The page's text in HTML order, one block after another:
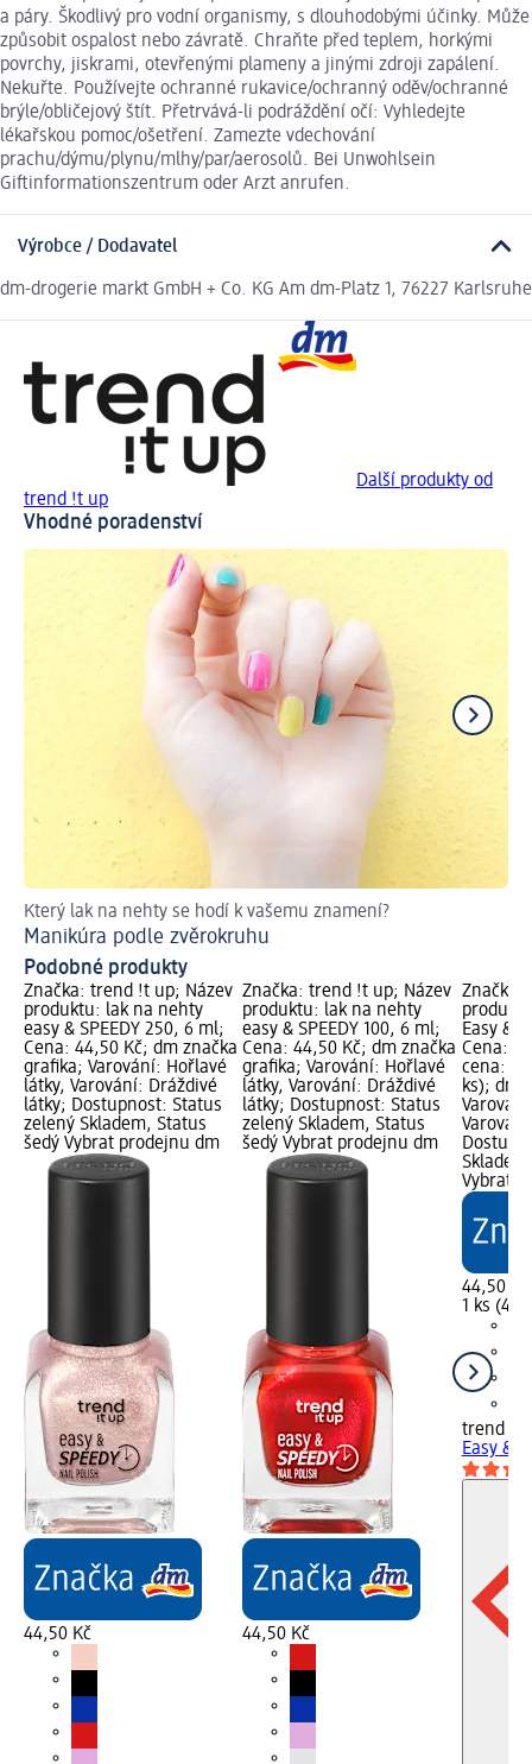
a páry. Škodlivý pro vodní organismy, s dlouhodobými účinky. Může
způsobit ospalost nebo závratě. Chraňte před teplem, horkými
povrchy, jiskrami, otevřenými plameny a jinými zdroji zapálení.
Nekuřte. Používejte ochranné rukavice/ochranný oděv/ochranné
brýle/obličejový štít. Přetrvává-li podráždění očí: Vyhledejte
lékařskou pomoc/ošetření. Zamezte vdechování
prachu/dýmu/plynu/mlhy/par/aerosolů. Bei Unwohlsein
Giftinformationszentrum oder Arzt anrufen.
Výrobce / Dodavatel
dm-drogerie markt GmbH + Co. KG Am dm-Platz 1, 76227 Karlsruhe
Další produkty od
trend !t up
Vhodné poradenství
Který lak na nehty se hodí k vašemu znamení?
Manikúra podle zvěrokruhu
Podobné produkty
Značka: trend !t up; Název
produktu: lak na nehty
easy & SPEEDY 250, 6 ml;
Cena: 44,50 Kč; dm značka
grafika; Varování: Hořlavé
látky, Varování: Dráždivé
látky; Dostupnost: Status
zelený Skladem, Status
šedý Vybrat prodejnu dm
44,50 Kč
Značka: trend !t up; Název
produktu: lak na nehty
easy & SPEEDY 100, 6 ml;
Cena: 44,50 Kč; dm značka
grafika; Varování: Hořlavé
látky, Varování: Dráždivé
látky; Dostupnost: Status
zelený Skladem, Status
šedý Vybrat prodejnu dm
44,50 Kč
Značka:
Easy &
Cena:
cena: 1
ks); dm
Vybrat
44,50 Kč
1 ks
trend !t
Easy &